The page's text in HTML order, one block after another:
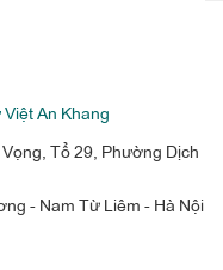
An Khang
Tổ 29, Phường Dịch
- Nam Từ Liêm - Hà Nội